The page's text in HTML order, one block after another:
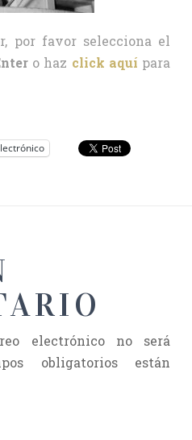
por favor selecciona el
o haz click aquí para
electrónico no será
obligatorios están